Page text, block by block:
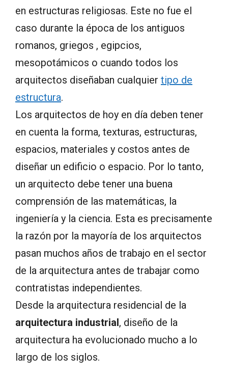
en estructuras religiosas. Este no fue el
caso durante la época de los antiguos
romanos, griegos , egipcios,
mesopotámicos o cuando todos los
arquitectos diseñaban cualquier tipo de
estructura.
Los arquitectos de hoy en día deben tener
en cuenta la forma, texturas, estructuras,
espacios, materiales y costos antes de
diseñar un edificio o espacio. Por lo tanto,
un arquitecto debe tener una buena
comprensión de las matemáticas, la
ingeniería y la ciencia. Esta es precisamente
la razón por la mayoría de los arquitectos
pasan muchos años de trabajo en el sector
de la arquitectura antes de trabajar como
contratistas independientes.
Desde la arquitectura residencial de la
arquitectura industrial, diseño de la
arquitectura ha evolucionado mucho a lo
largo de los siglos.